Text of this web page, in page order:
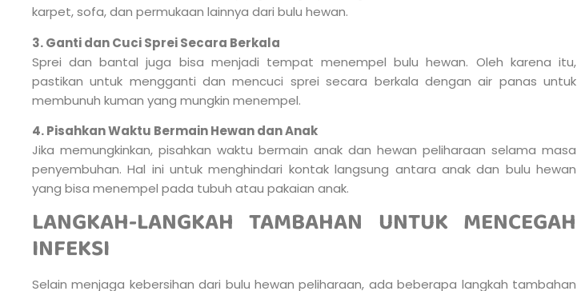
karpet, sofa, dan permukaan lainnya dari bulu hewan.
3. Ganti dan Cuci Sprei Secara Berkala
Sprei dan bantal juga bisa menjadi tempat menempel bulu hewan. Oleh karena itu,
pastikan untuk mengganti dan mencuci sprei secara berkala dengan air panas untuk
membunuh kuman yang mungkin menempel.
4. Pisahkan Waktu Bermain Hewan dan Anak
Jika memungkinkan, pisahkan waktu bermain anak dan hewan peliharaan selama masa
penyembuhan. Hal ini untuk menghindari kontak langsung antara anak dan bulu hewan
yang bisa menempel pada tubuh atau pakaian anak.
LANGKAH-LANGKAH TAMBAHAN UNTUK MENCEGAH
INFEKSI
Selain menjaga kebersihan dari bulu hewan peliharaan, ada beberapa langkah tambahan